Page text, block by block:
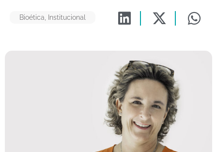
Bioética Institucional